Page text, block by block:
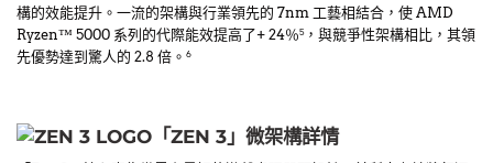
構的效能提升。一流的架構與行業領先的 7nm 工藝相結合，使 AMD
Ryzen™ 5000 系列的代際能效提高了+ 24％5，與競爭性架構相比，其領
先優勢達到驚人的 2.8 倍。 6
「ZEN 3」微架構詳情